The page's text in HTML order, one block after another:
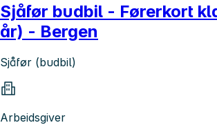
Sjåfør budbil - Førerkort
år) - Bergen
Sjåfør (budbil)
Arbeidsgiver